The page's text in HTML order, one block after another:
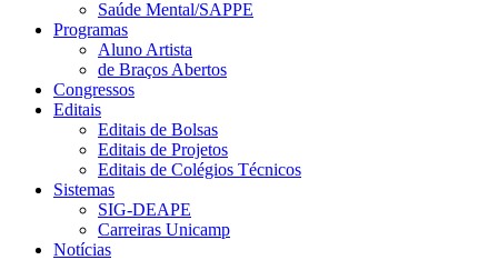
Saúde Mental/SAPPE
Programas
Aluno Artista
de Braços Abertos
Congressos
Editais
Editais de Bolsas
Editais de Projetos
Editais de Colégios Técnicos
Sistemas
SIG-DEAPE
Carreiras Unicamp
Notícias